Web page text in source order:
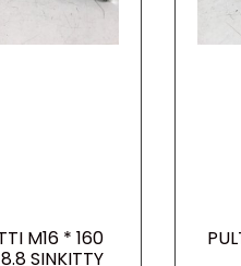
M16 * 160
SINKITTY